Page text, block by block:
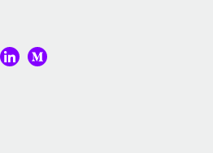
Instagram
op Github
Wortell op LinkedIn
Wortell op Medium